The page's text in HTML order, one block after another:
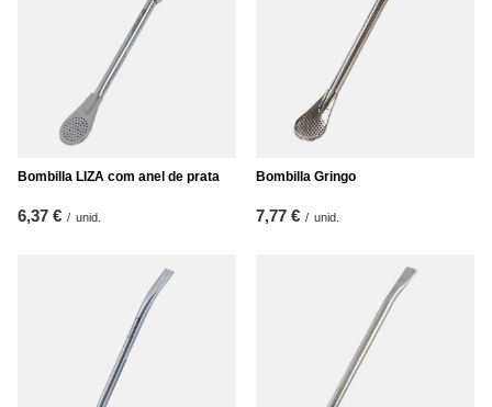
Bombilla LIZA com anel de prata
6,37 € / unid.
Bombilla Gringo
7,77 € / unid.